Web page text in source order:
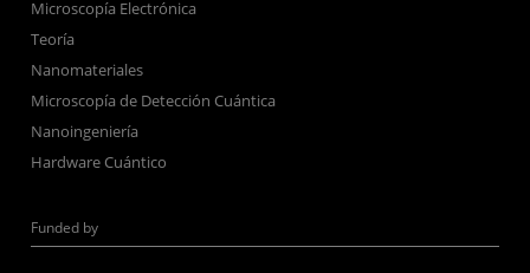
Microscopía Electrónica
Teoría
Nanomateriales
Microscopía de Detección Cuántica
Nanoingeniería
Hardware Cuántico
Funded by